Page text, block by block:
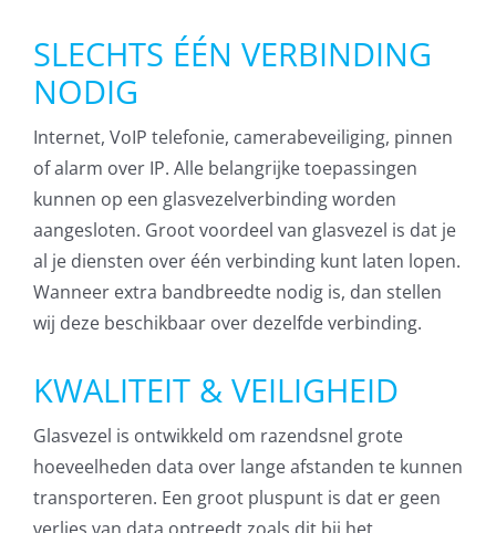
SLECHTS ÉÉN VERBINDING
NODIG
Internet, VoIP telefonie, camerabeveiliging, pinnen
of alarm over IP. Alle belangrijke toepassingen
kunnen op een glasvezelverbinding worden
aangesloten. Groot voordeel van glasvezel is dat je
al je diensten over één verbinding kunt laten lopen.
Wanneer extra bandbreedte nodig is, dan stellen
wij deze beschikbaar over dezelfde verbinding.
KWALITEIT & VEILIGHEID
Glasvezel is ontwikkeld om razendsnel grote
hoeveelheden data over lange afstanden te kunnen
transporteren. Een groot pluspunt is dat er geen